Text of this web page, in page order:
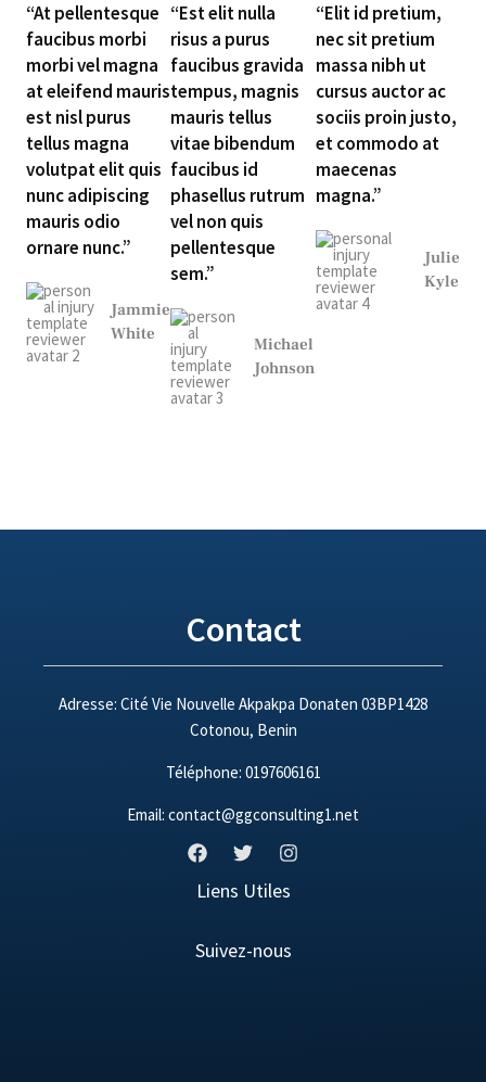
“At pellentesque
faucibus morbi
morbi vel magna
at eleifend mauris
est nisl purus
tellus magna
volutpat elit quis
nunc adipiscing
mauris odio
ornare nunc.”
Jammie
White
“Est elit nulla
risus a purus
faucibus gravida
tempus, magnis
mauris tellus
vitae bibendum
faucibus id
phasellus rutrum
vel non quis
pellentesque
sem.”
Michael
Johnson
“Elit id pretium,
nec sit pretium
massa nibh ut
cursus auctor ac
sociis proin justo,
et commodo at
maecenas
magna.”
Julie
Kyle
Contact
Adresse: Cité Vie Nouvelle Akpakpa Donaten 03BP1428
Cotonou, Benin
Téléphone: 0197606161
Email: contact@ggconsulting1.net
Liens Utiles
Suivez-nous